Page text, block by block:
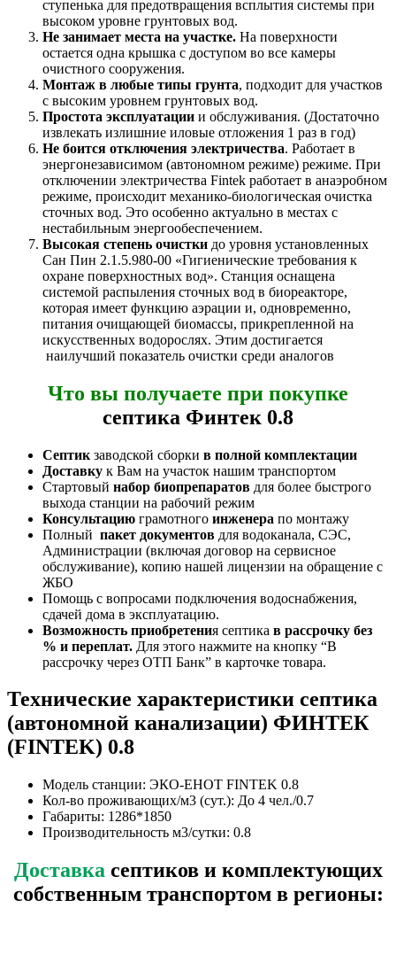
ступенька для предотвращения всплытия системы при
высоком уровне грунтовых вод.
Не занимает места на участке. На поверхности
остается одна крышка с доступом во все камеры
очистного сооружения.
Монтаж в любые типы грунта, подходит для участков
с высоким уровнем грунтовых вод.
Простота эксплуатации и обслуживания. (Достаточно
извлекать излишние иловые отложения 1 раз в год)
Не боится отключения электричества. Работает в
энергонезависимом (автономном режиме) режиме. При
отключении электричества Fintek работает в анаэробном
режиме, происходит механико-биологическая очистка
сточных вод. Это особенно актуально в местах с
нестабильным энергообеспечением.
Высокая степень очистки до уровня установленных
Сан Пин 2.1.5.980-00 «Гигиенические требования к
охране поверхностных вод». Станция оснащена
системой распыления сточных вод в биореакторе,
которая имеет функцию аэрации и, одновременно,
питания очищающей биомассы, прикрепленной на
искусственных водорослях. Этим достигается
наилучший показатель очистки среди аналогов
Что вы получаете при покупке
септика Финтек 0.8
Септик заводской сборки в полной комплектации
Доставку к Вам на участок нашим транспортом
Стартовый набор биопрепаратов для более быстрого
выхода станции на рабочий режим
Консультацию грамотного инженера по монтажу
Полный пакет документов для водоканала, СЭС,
Администрации (включая договор на сервисное
обслуживание), копию нашей лицензии на обращение с
ЖБО
Помощь с вопросами подключения водоснабжения,
сдачей дома в эксплуатацию.
Возможность приобретения септика в рассрочку без
% и переплат. Для этого нажмите на кнопку “В
рассрочку через ОТП Банк” в карточке товара.
Технические характеристики септика
(автономной канализации) ФИНТЕК
(FINTEK) 0.8
Модель станции: ЭКО-ЕНОТ FINTEK 0.8
Кол-во проживающих/м3 (сут.): До 4 чел./0.7
Габариты: 1286*1850
Производительность м3/сутки: 0.8
Доставка септиков и комплектующих
собственным транспортом в регионы: